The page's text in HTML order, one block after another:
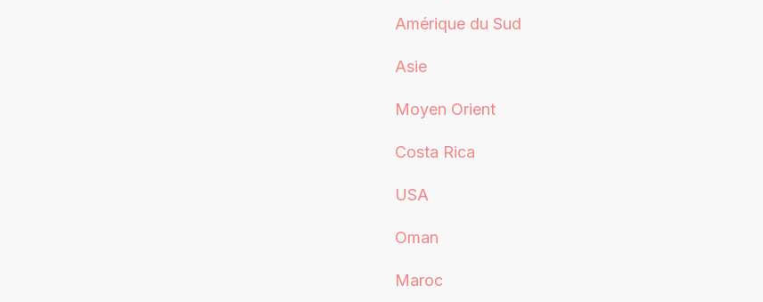
Amérique du Sud
Asie
Moyen Orient
Costa Rica
USA
Oman
Maroc